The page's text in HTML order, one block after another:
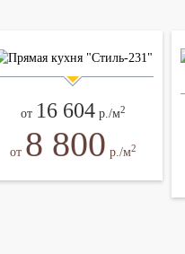
от 16 604р./м2
от 8 800 р./м2